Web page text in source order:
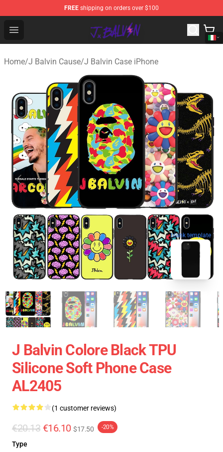
FREE shipping on orders over $100
Open menu
J Balvin Store - Official J Balvin Merchandise Shop
Home/J Balvin Cause/J Balvin Case iPhone
blank template
J Balvin Colore Black TPU
Silicone Soft Phone Case
AL2405
(1 customer reviews)
€20.13 €16.10 $17.50 -20%
Type